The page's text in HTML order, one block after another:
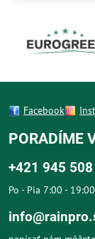
Facebook
PORADÍME
+421 945
Po - Pia 7:00 -